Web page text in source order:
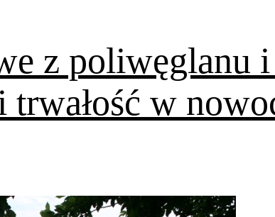
z poliwęglanu
trwałość w